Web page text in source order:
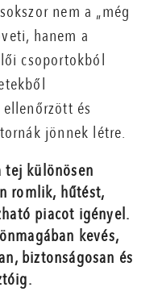
nem a „még
hanem a
csoportokból
és
jönnek létre.
tej különösen
romlik, hűtést,
piacot igényel.
kevés,
biztonságosan és